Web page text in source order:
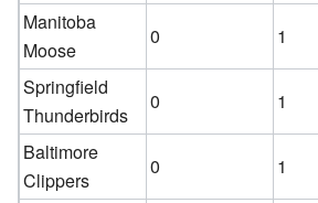
Manitoba
Moose
0 1
Springfield
Thunderbirds
0 1
Baltimore
Clippers
0 1